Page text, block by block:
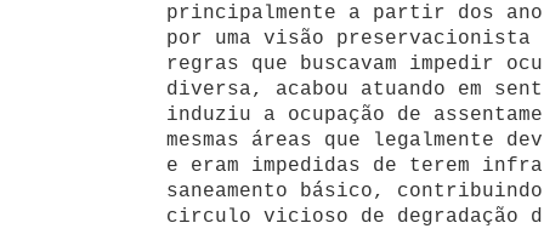
principalmente a partir dos
por uma visão preservacionista
regras que buscavam impedir
diversa, acabou atuando em
induziu a ocupação de
mesmas áreas que legalmente
e eram impedidas de terem
saneamento básico,
circulo vicioso de degradação